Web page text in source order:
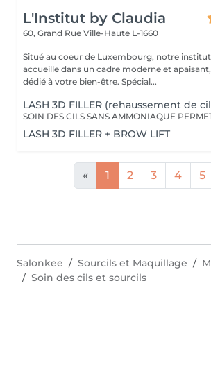
L'Institut by Claudia
60, Grand Rue Ville-Haute L-1660
Situé au coeur de Luxembourg, notre
accueille dans un cadre moderne et
dédié à votre bien-être. Spécial...
LASH 3D FILLER (rehaussement de
LASH 3D FILLER + BROW LIFT
« 1 2 3 4 5
Salonkee Sourcils et Maquillage
Soin des cils et sourcils